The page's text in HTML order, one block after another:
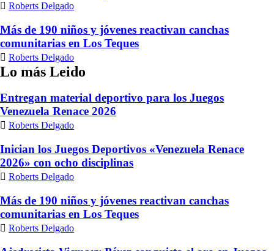
Roberts Delgado
Más de 190 niños y jóvenes reactivan canchas
comunitarias en Los Teques
Roberts Delgado
Lo más Leido
Entregan material deportivo para los Juegos
Venezuela Renace 2026
Roberts Delgado
Inician los Juegos Deportivos «Venezuela Renace
2026» con ocho disciplinas
Roberts Delgado
Más de 190 niños y jóvenes reactivan canchas
comunitarias en Los Teques
Roberts Delgado